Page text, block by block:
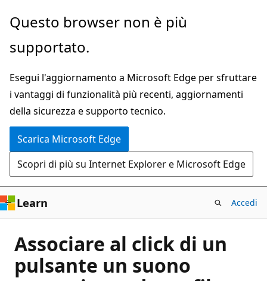
Ignora
passa
contenuto
principale
Questo browser non è più
supportato.
Esegui l'aggiornamento a Microsoft Edge per sfruttare
i vantaggi di funzionalità più recenti, aggiornamenti
della sicurezza e supporto tecnico.
Scarica Microsoft Edge
Scopri di più su Internet Explorer e Microsoft Edge
Learn Accedi
Associare al click di un
pulsante un suono